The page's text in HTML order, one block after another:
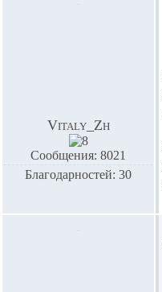
Vitaly_Zh
Сообщения: 8021
Благодарностей: 30